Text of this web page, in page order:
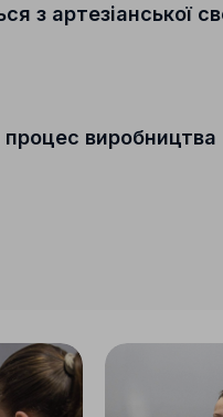
з артезіанської
виробництва